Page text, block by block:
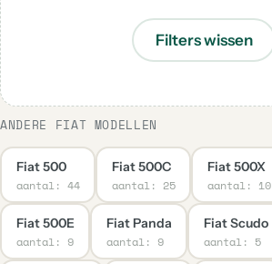
Filters wissen
ANDERE FIAT MODELLEN
Fiat 500
aantal: 44
Fiat 500C
aantal: 25
Fiat 500X
aantal: 10
Fiat 500E
aantal: 9
Fiat Panda
aantal: 9
Fiat Scudo
aantal: 5